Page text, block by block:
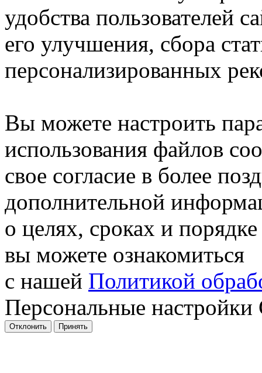
удобства пользователей
его улучшения, сбора
персонализированных
Вы можете настроить
использования файлов
свое согласие в более
дополнительной
о целях, сроках и
вы можете ознакомиться
с нашей Политикой
Персональные настройки
Отклонить Принять